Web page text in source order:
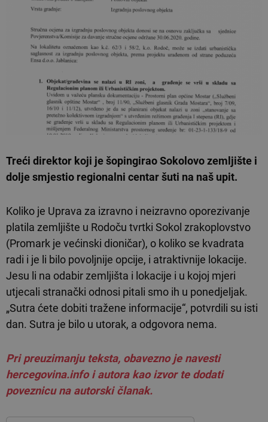
Treći direktor koji je šopingirao Sokolovo zemljište i
dolje smjestio regionalni centar šuti na naš upit.
Koliko je Uprava za izravno i neizravno oporezivanje
platila zemljište u Rodoču tvrtki Sokol zrakoplovstvo
(Promark je većinski dioničar), o koliko se kvadrata
radi i je li bilo povoljnije opcije, i atraktivnije lokacije.
Jesu li na odabir zemljišta i lokacije i u kojoj mjeri
utjecali stranački odnosi pitali smo ih u ponedjeljak.
„Sutra ćete dobiti tražene informacije“, potvrdili su isti
dan. Sutra je bilo u utorak, a odgovora nema.
Pri preuzimanju teksta, obavezno je navesti
hercegovina.info i autora kao izvor te dodati
poveznicu na autorski članak.